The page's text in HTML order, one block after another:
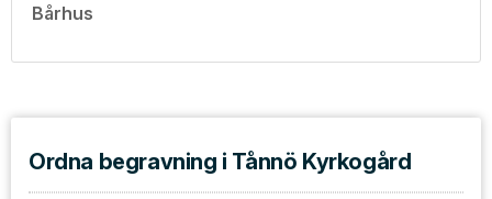
Bårhus
Ordna begravning i Tånnö Kyrkogård